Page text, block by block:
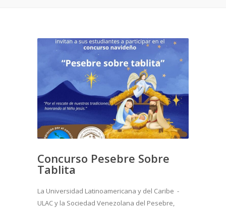
Concurso Pesebre Sobre
Tablita
La Universidad Latinoamericana y del Caribe -
ULAC y la Sociedad Venezolana del Pesebre,